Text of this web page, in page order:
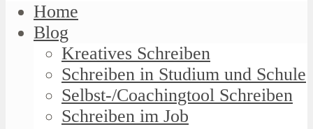
Home
Blog
Kreatives Schreiben
Schreiben in Studium und Schule
Selbst-/Coachingtool Schreiben
Schreiben im Job